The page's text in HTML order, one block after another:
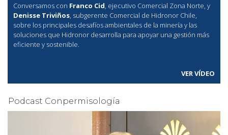
Conversamos con Franco Cid, ejecutivo Comercial Zona Norte, y
Denisse Triviños, subgerente Comercial de Hidronor Chile,
sobre los principales desafíos ambientales de la minería y las
soluciones que Hidronor desarrolla para apoyar una gestión más
eficiente y sostenible.
VER VÍDEO
Podcast Conpermisología